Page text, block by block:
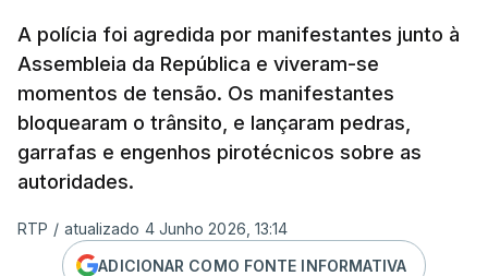
A polícia foi agredida por manifestantes junto à
Assembleia da República e viveram-se
momentos de tensão. Os manifestantes
bloquearam o trânsito, e lançaram pedras,
garrafas e engenhos pirotécnicos sobre as
autoridades.
RTP / atualizado 4 Junho 2026, 13:14
ADICIONAR COMO FONTE INFORMATIVA